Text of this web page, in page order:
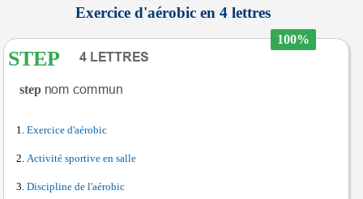
Exercice d'aérobic en 4 lettres
100%
STEP
step
Exercice d'aérobic
Activité sportive en salle
Discipline de l'aérobic